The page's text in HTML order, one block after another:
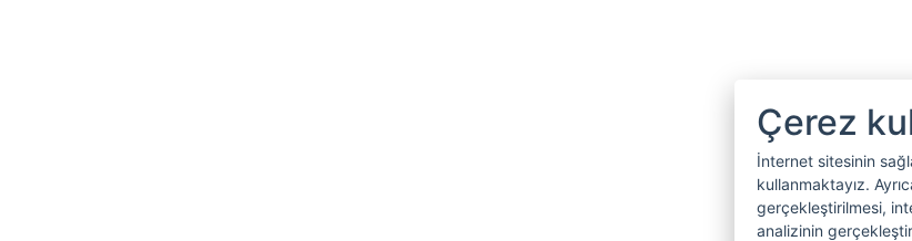
Çerez
İnternet sitesinin
kullanmaktayız.
gerçekleştirilmesi,
analizinin